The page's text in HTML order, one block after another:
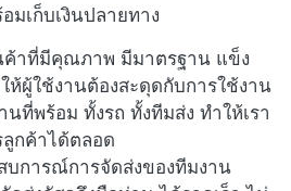
มเก็บเงินปลายทาง
ค้าที่มีคุณภาพ มีมาตรฐาน แข็ง
ห้ผู้ใช้งานต้องสะดุดกับการใช้งาน
นที่พร้อม ทั้งรถ ทั้งทีมส่ง ทำให้เรา
กค้าได้ตลอด
บการณ์การจัดส่งของทีมงาน